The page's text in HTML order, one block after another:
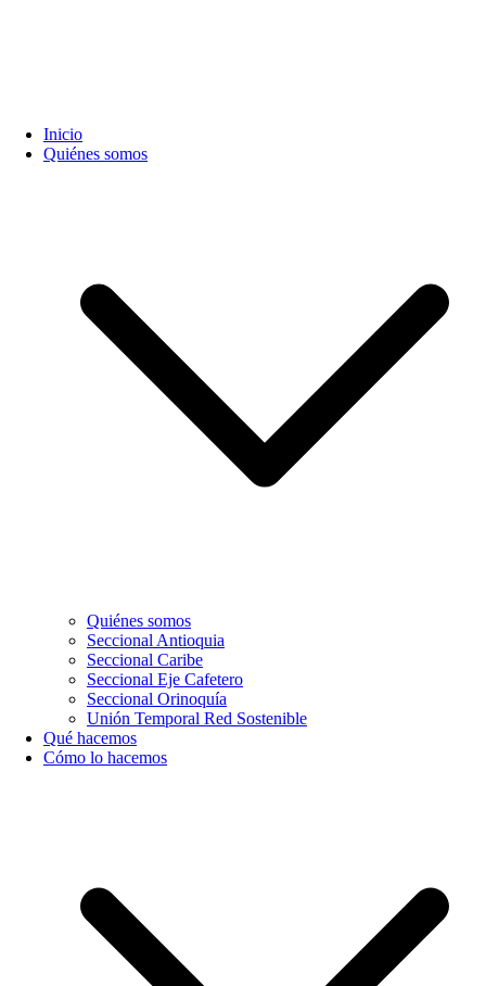
Inicio
Quiénes somos
Quiénes somos
Seccional Antioquia
Seccional Caribe
Seccional Eje Cafetero
Seccional Orinoquía
Unión Temporal Red Sostenible
Qué hacemos
Cómo lo hacemos